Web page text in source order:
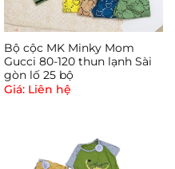
Bộ cộc MK Minky Mom
Gucci 80-120 thun lạnh Sài
gòn lố 25 bộ
Giá: Liên hệ